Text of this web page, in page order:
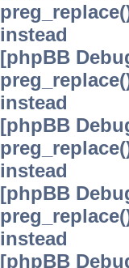
instead
[phpBB
instead
[phpBB
instead
[phpBB
instead
[phpBB